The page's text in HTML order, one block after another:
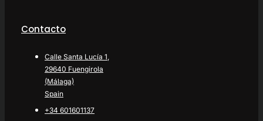
Contacto
Calle Santa Lucía 1,
29640 Fuengirola
(Málaga)
Spain
+34 601601137